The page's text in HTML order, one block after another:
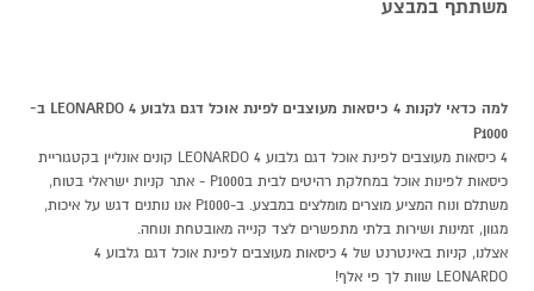
משתתף במבצע
למה כדאי לקנות 4 כיסאות מעוצבים לפינת אוכל דגם גלבוע 4 LEONARDO ב-
P1000
4 כיסאות מעוצבים לפינת אוכל דגם גלבוע 4 LEONARDO קונים אונליין בקטגוריית
כיסאות לפינות אוכל במחלקת רהיטים לבית בP1000 - אתר קניות ישראלי בטוח,
משתלם ונוח המציע מוצרים מומלצים במבצע. ב-P1000 אנו נותנים דגש על איכות,
מגוון, זמינות ושירות בלתי מתפשרים לצד קנייה מאובטחת ונוחה.
אצלנו, קניות באינטרנט של 4 כיסאות מעוצבים לפינת אוכל דגם גלבוע 4
LEONARDO שוות לך פי אלף!